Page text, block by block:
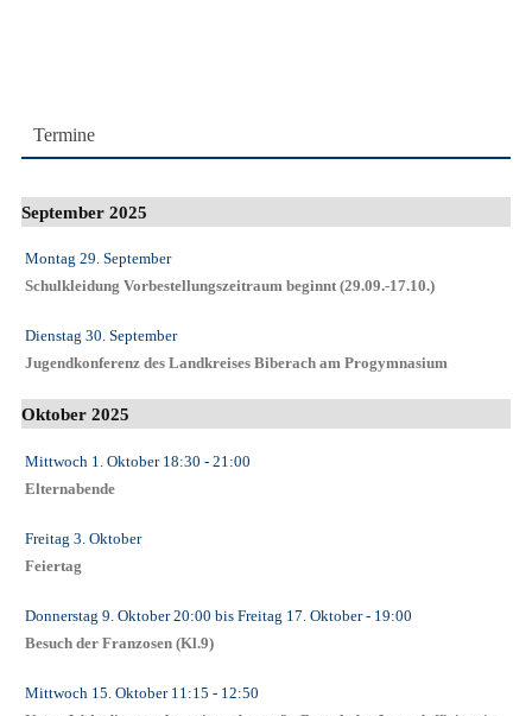
Termine
September 2025
Montag 29. September
Schulkleidung Vorbestellungszeitraum beginnt (29.09.-17.10.)
Dienstag 30. September
Jugendkonferenz des Landkreises Biberach am Progymnasium
Oktober 2025
Mittwoch 1. Oktober18:30 - 21:00
Elternabende
Freitag 3. Oktober
Feiertag
Donnerstag 9. Oktober20:00 bis Freitag 17. Oktober- 19:00
Besuch der Franzosen (Kl.9)
Mittwoch 15. Oktober11:15 - 12:50